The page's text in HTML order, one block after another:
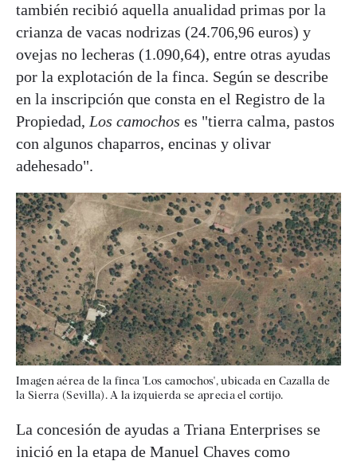
también recibió aquella anualidad primas por la
crianza de vacas nodrizas (24.706,96 euros) y
ovejas no lecheras (1.090,64), entre otras ayudas
por la explotación de la finca. Según se describe
en la inscripción que consta en el Registro de la
Propiedad, Los camochos es "tierra calma, pastos
con algunos chaparros, encinas y olivar
adehesado".
Imagen aérea de la finca 'Los camochos', ubicada en Cazalla de
la Sierra (Sevilla). A la izquierda se aprecia el cortijo.
La concesión de ayudas a Triana Enterprises se
inició en la etapa de Manuel Chaves como